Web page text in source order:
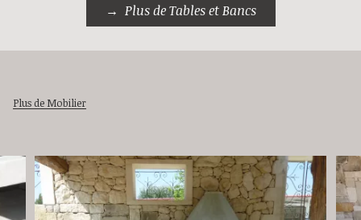
Plus de Tables et Bancs
Plus de Mobilier